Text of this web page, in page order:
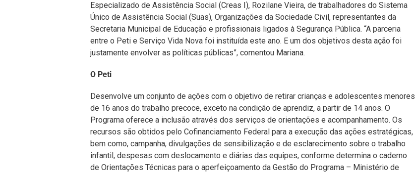
Especializado de Assistência Social (Creas I), Rozilane Vieira, de trabalhadores do Sistema
Único de Assistência Social (Suas), Organizações da Sociedade Civil, representantes da
Secretaria Municipal de Educação e profissionais ligados à Segurança Pública. “A parceria
entre o Peti e Serviço Vida Nova foi instituída este ano. E um dos objetivos desta ação foi
justamente envolver as políticas públicas”, comentou Mariana.
O Peti
Desenvolve um conjunto de ações com o objetivo de retirar crianças e adolescentes menores
de 16 anos do trabalho precoce, exceto na condição de aprendiz, a partir de 14 anos. O
Programa oferece a inclusão através dos serviços de orientações e acompanhamento. Os
recursos são obtidos pelo Cofinanciamento Federal para a execução das ações estratégicas,
bem como, campanha, divulgações de sensibilização e de esclarecimento sobre o trabalho
infantil, despesas com deslocamento e diárias das equipes, conforme determina o caderno
de Orientações Técnicas para o aperfeiçoamento da Gestão do Programa – Ministério de